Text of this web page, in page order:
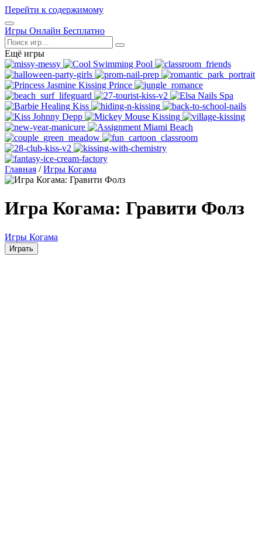
Перейти к содержимому
Открыть
меню
Игры Онлайн Бесплатно
Поиск
Ещё игры
Главная / Игры Когама
Игра Когама: Гравити Фолз
Игры Когама
Играть